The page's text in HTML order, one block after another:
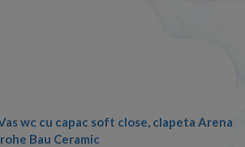
wc cu capac soft close, clapeta Arena
Bau Ceramic